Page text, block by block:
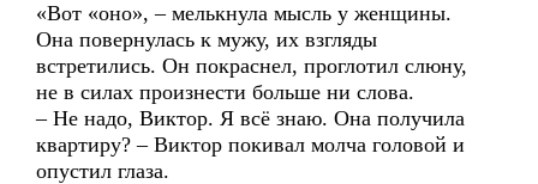
«Вот «оно», – мелькнула мысль у женщины.
Она повернулась к мужу, их взгляды
встретились. Он покраснел, проглотил слюну,
не в силах произнести больше ни слова.
– Не надо, Виктор. Я всё знаю. Она получила
квартиру? – Виктор покивал молча головой и
опустил глаза.